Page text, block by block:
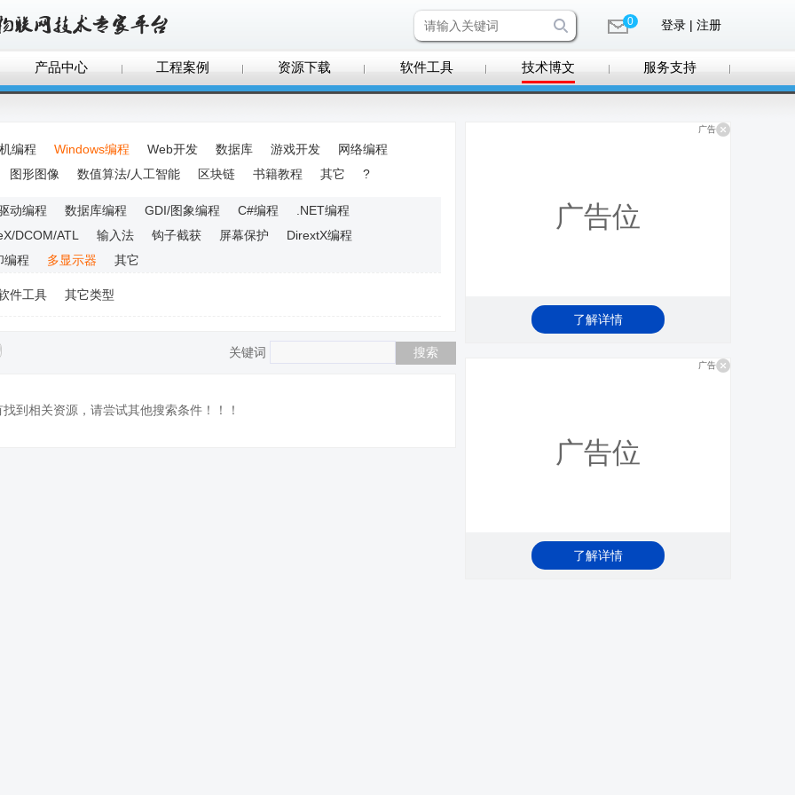
0 登录 | 注册
产品中心 工程案例 资源下载 软件工具 技术博文 服务支持
编程 Windows编程 Web开发 数据库 游戏开发
网络编程
图形图像 数值算法/人工智能 区块链 书籍教程 其它 ?
动编程 数据库编程 GDI/图象编程 C#编程
.NET编程
DCOM/ATL 输入法 钩子截获 屏幕保护
DirextX编程
编程 多显示器 其它
件工具 其它类型
关键词
到相关资源，请尝试其他搜索条件！！！
广告
广告位
了解详情
广告
广告位
了解详情